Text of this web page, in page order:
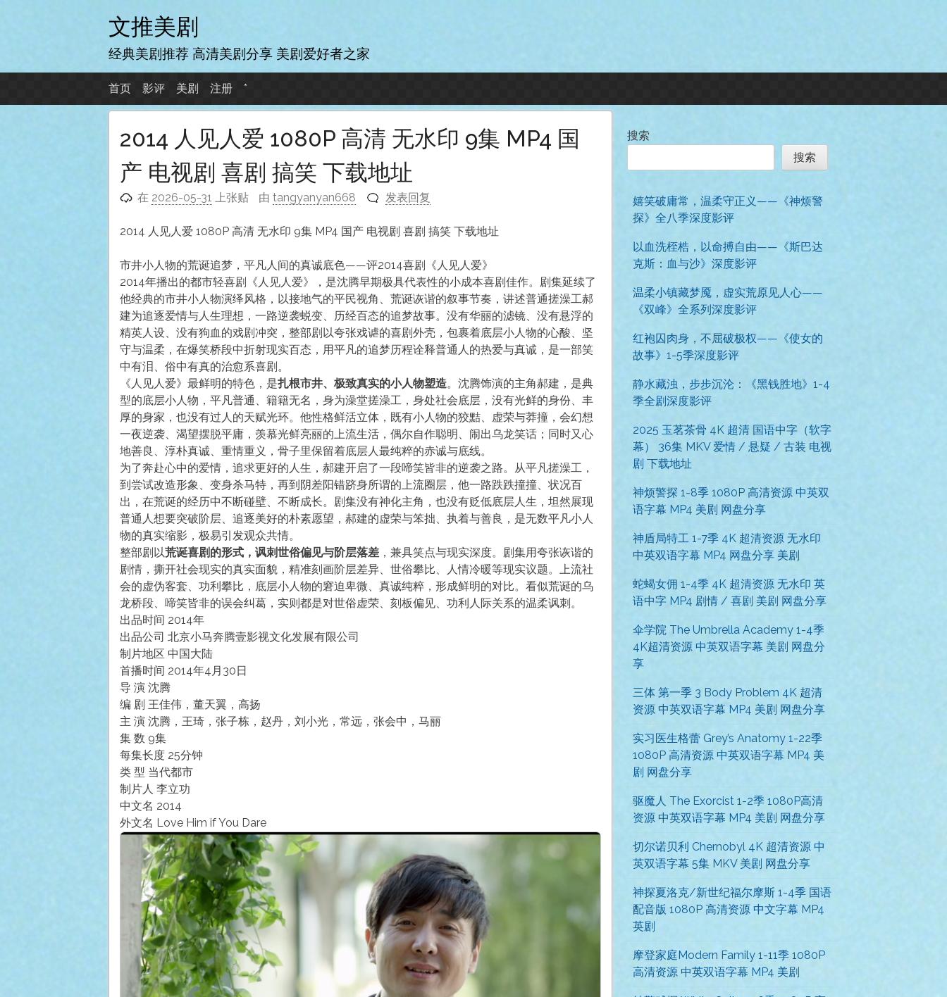
跳
至
内
文推美剧
经典美剧推荐 高清美剧分享 美剧爱好者之家
首页 影评 美剧 注册 *
2014 人见人爱 1080P 高清 无水印 9集 MP4 国
产 电视剧 喜剧 搞笑 下载地址
在 2026-05-31 上张贴 由tangyanyan668 发表回复
2014 人见人爱 1080P 高清 无水印 9集 MP4 国产 电视剧 喜剧 搞笑 下载地址
市井小人物的荒诞追梦，平凡人间的真诚底色——评2014喜剧《人见人爱》
2014年播出的都市轻喜剧《人见人爱》，是沈腾早期极具代表性的小成本喜剧佳作。剧集延续了
他经典的市井小人物演绎风格，以接地气的平民视角、荒诞诙谐的叙事节奏，讲述普通搓澡工郝
建为追逐爱情与人生理想，一路逆袭蜕变、历经百态的追梦故事。没有华丽的滤镜、没有悬浮的
精英人设、没有狗血的戏剧冲突，整部剧以夸张戏谑的喜剧外壳，包裹着底层小人物的心酸、坚
守与温柔，在爆笑桥段中折射现实百态，用平凡的追梦历程诠释普通人的热爱与真诚，是一部笑
中有泪、俗中有真的治愈系喜剧。
《人见人爱》最鲜明的特色，是扎根市井、极致真实的小人物塑造。沈腾饰演的主角郝建，是典
型的底层小人物，平凡普通、籍籍无名，身为澡堂搓澡工，身处社会底层，没有光鲜的身份、丰
厚的身家，也没有过人的天赋光环。他性格鲜活立体，既有小人物的狡黠、虚荣与莽撞，会幻想
一夜逆袭、渴望摆脱平庸，羡慕光鲜亮丽的上流生活，偶尔自作聪明、闹出乌龙笑话；同时又心
地善良、淳朴真诚、重情重义，骨子里保留着底层人最纯粹的赤诚与底线。
为了奔赴心中的爱情，追求更好的人生，郝建开启了一段啼笑皆非的逆袭之路。从平凡搓澡工，
到尝试改造形象、变身杀马特，再到阴差阳错跻身所谓的上流圈层，他一路跌跌撞撞、状况百
出，在荒诞的经历中不断碰壁、不断成长。剧集没有神化主角，也没有贬低底层人生，坦然展现
普通人想要突破阶层、追逐美好的朴素愿望，郝建的虚荣与笨拙、执着与善良，是无数平凡小人
物的真实缩影，极易引发观众共情。
整部剧以荒诞喜剧的形式，讽刺世俗偏见与阶层落差，兼具笑点与现实深度。剧集用夸张诙谐的
剧情，撕开社会现实的真实面貌，精准刻画阶层差异、世俗攀比、人情冷暖等现实议题。上流社
会的虚伪客套、功利攀比，底层小人物的窘迫卑微、真诚纯粹，形成鲜明的对比。看似荒诞的乌
龙桥段、啼笑皆非的误会纠葛，实则都是对世俗虚荣、刻板偏见、功利人际关系的温柔讽刺。
出品时间 2014年
出品公司 北京小马奔腾壹影视文化发展有限公司
制片地区 中国大陆
首播时间 2014年4月30日
导 演 沈腾
编 剧 王佳伟，董天翼，高扬
主 演 沈腾，王琦，张子栋，赵丹，刘小光，常远，张会中，马丽
集 数 9集
每集长度 25分钟
类 型 当代都市
制片人 李立功
中文名 2014
外文名 Love Him if You Dare
搜索
搜索
嬉笑破庸常，温柔守正义——《神烦警
探》全八季深度影评
以血洗桎梏，以命搏自由——《斯巴达
克斯：血与沙》深度影评
温柔小镇藏梦魇，虚实荒原见人心——
《双峰》全系列深度影评
红袍囚肉身，不屈破极权——《使女的
故事》1-5季深度影评
静水藏浊，步步沉沦：《黑钱胜地》1-4
季全剧深度影评
2025 玉茗茶骨 4K 超清 国语中字（软字
幕） 36集 MKV 爱情 / 悬疑 / 古装 电视
剧 下载地址
神烦警探 1-8季 1080P 高清资源 中英双
语字幕 MP4 美剧 网盘分享
神盾局特工 1-7季 4K 超清资源 无水印
中英双语字幕 MP4 网盘分享 美剧
蛇蝎女佣 1-4季 4K 超清资源 无水印 英
语中字 MP4 剧情 / 喜剧 美剧 网盘分享
伞学院 The Umbrella Academy 1-4季
4K超清资源 中英双语字幕 美剧 网盘分
享
三体 第一季 3 Body Problem 4K 超清
资源 中英双语字幕 MP4 美剧 网盘分享
实习医生格蕾 Grey’s Anatomy 1-22季
1080P 高清资源 中英双语字幕 MP4 美
剧 网盘分享
驱魔人 The Exorcist 1-2季 1080P高清
资源 中英双语字幕 MP4 美剧 网盘分享
切尔诺贝利 Chernobyl 4K 超清资源 中
英双语字幕 5集 MKV 美剧 网盘分享
神探夏洛克/新世纪福尔摩斯 1-4季 国语
配音版 1080P 高清资源 中文字幕 MP4
英剧
摩登家庭Modern Family 1-11季 1080P
高清资源 中英双语字幕 MP4 美剧